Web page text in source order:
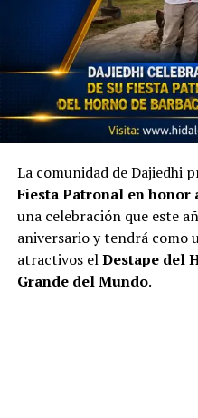
La comunidad de Dajiedhi
Fiesta Patronal en honor
una celebración que este
aniversario y tendrá como
atractivos elDestape del
Grande del Mundo.